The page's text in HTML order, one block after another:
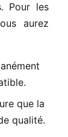
Pour les
aurez
que la
qualité.